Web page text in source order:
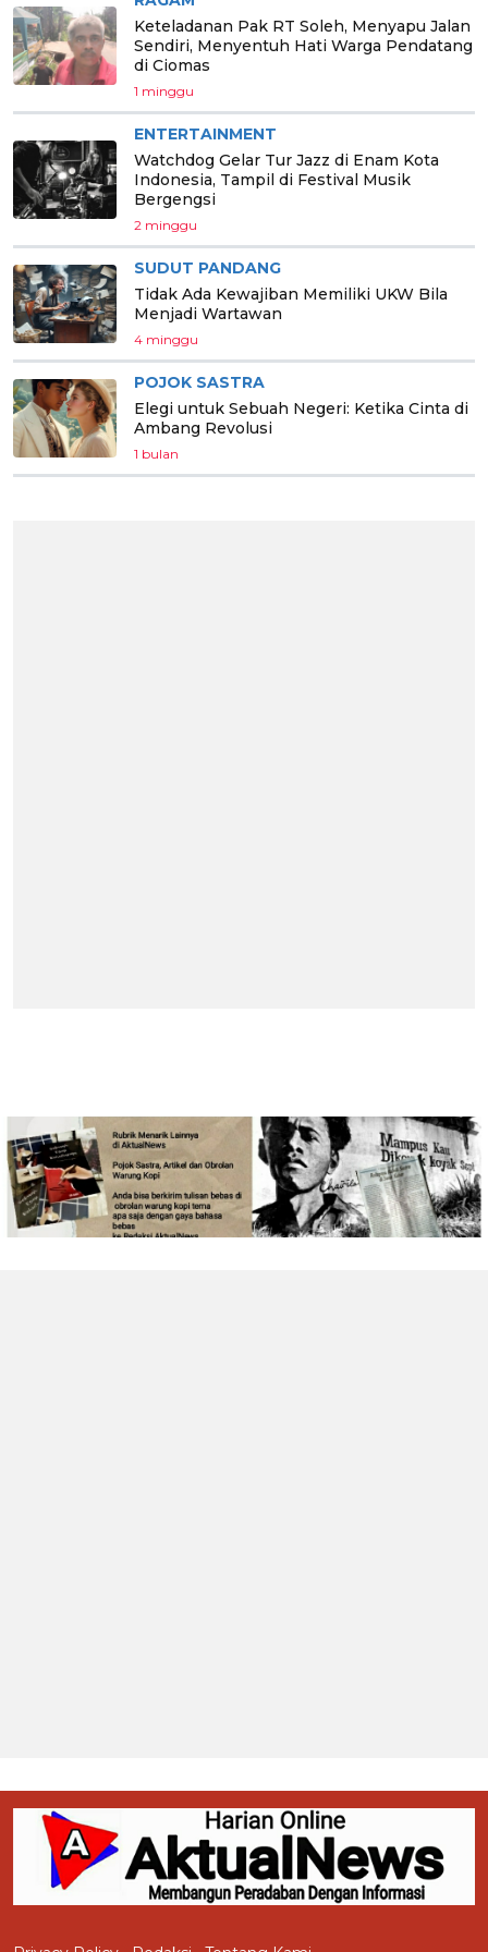
Keteladanan Pak RT Soleh, Menyapu Jalan
Sendiri, Menyentuh Hati Warga Pendatang
di Ciomas
1 minggu
ENTERTAINMENT
Watchdog Gelar Tur Jazz di Enam Kota
Indonesia, Tampil di Festival Musik
Bergengsi
2 minggu
SUDUT PANDANG
Tidak Ada Kewajiban Memiliki UKW Bila
Menjadi Wartawan
4 minggu
POJOK SASTRA
Elegi untuk Sebuah Negeri: Ketika Cinta di
Ambang Revolusi
1 bulan